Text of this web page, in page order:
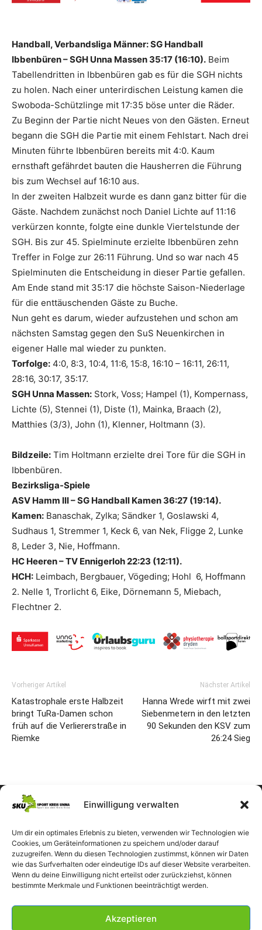
Einwilligung verwalten
Um dir ein optimales Erlebnis zu bieten, verwenden wir Technologien wie
Cookies, um Geräteinformationen zu speichern und/oder darauf
zuzugreifen. Wenn du diesen Technologien zustimmst, können wir Daten
wie das Surfverhalten oder eindeutige IDs auf dieser Website verarbeiten.
Wenn du deine Einwilligung nicht erteilst oder zurückziehst, können
bestimmte Merkmale und Funktionen beeinträchtigt werden.
Akzeptieren
Handball, Verbandsliga Männer: SG Handball
Ibbenbüren – SGH Unna Massen 35:17 (16:10). Beim
Tabellendritten in Ibbenbüren gab es für die SGH nichts
zu holen. Nach einer unterirdischen Leistung kamen die
Swoboda-Schützlinge mit 17:35 böse unter die Räder.
Zu Beginn der Partie nicht Neues von den Gästen. Erneut
begann die SGH die Partie mit einem Fehlstart. Nach drei
Minuten führte Ibbenbüren bereits mit 4:0. Kaum
ernsthaft gefährdet bauten die Hausherren die Führung
bis zum Wechsel auf 16:10 aus.
In der zweiten Halbzeit wurde es dann ganz bitter für die
Gäste. Nachdem zunächst noch Daniel Lichte auf 11:16
verkürzen konnte, folgte eine dunkle Viertelstunde der
SGH. Bis zur 45. Spielminute erzielte Ibbenbüren zehn
Treffer in Folge zur 26:11 Führung. Und so war nach 45
Spielminuten die Entscheidung in dieser Partie gefallen.
Am Ende stand mit 35:17 die höchste Saison-Niederlage
für die enttäuschenden Gäste zu Buche.
Nun geht es darum, wieder aufzustehen und schon am
nächsten Samstag gegen den SuS Neuenkirchen in
eigener Halle mal wieder zu punkten.
Torfolge: 4:0, 8:3, 10:4, 11:6, 15:8, 16:10 – 16:11, 26:11,
28:16, 30:17, 35:17.
SGH Unna Massen: Stork, Voss; Hampel (1), Kompernass,
Lichte (5), Stennei (1), Diste (1), Mainka, Braach (2),
Matthies (3/3), John (1), Klenner, Holtmann (3).
Bildzeile: Tim Holtmann erzielte drei Tore für die SGH in
Ibbenbüren.
Bezirksliga-Spiele
ASV Hamm III – SG Handball Kamen 36:27 (19:14).
Kamen: Banaschak, Zylka; Sändker 1, Goslawski 4,
Sudhaus 1, Stremmer 1, Keck 6, van Nek, Fligge 2, Lunke
8, Leder 3, Nie, Hoffmann.
HC Heeren – TV Ennigerloh 22:23 (12:11).
HCH: Leimbach, Bergbauer, Vögeding; Hohl 6, Hoffmann
2. Nelle 1, Trorlicht 6, Eike, Dörnemann 5, Miebach,
Flechtner 2.
Vorheriger Artikel
Katastrophale erste Halbzeit
bringt TuRa-Damen schon
früh auf die Verliererstraße in
Riemke
Nächster Artikel
Hanna Wrede wirft mit zwei
Siebenmetern in den letzten
90 Sekunden den KSV zum
26:24 Sieg